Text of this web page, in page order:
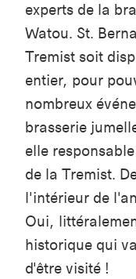
experts de la
Watou. St.
Tremist soit
entier, pour
nombreux
brasserie
elle
de la Tremist.
l'intérieur de
Oui,
historique qui
d'être visité !